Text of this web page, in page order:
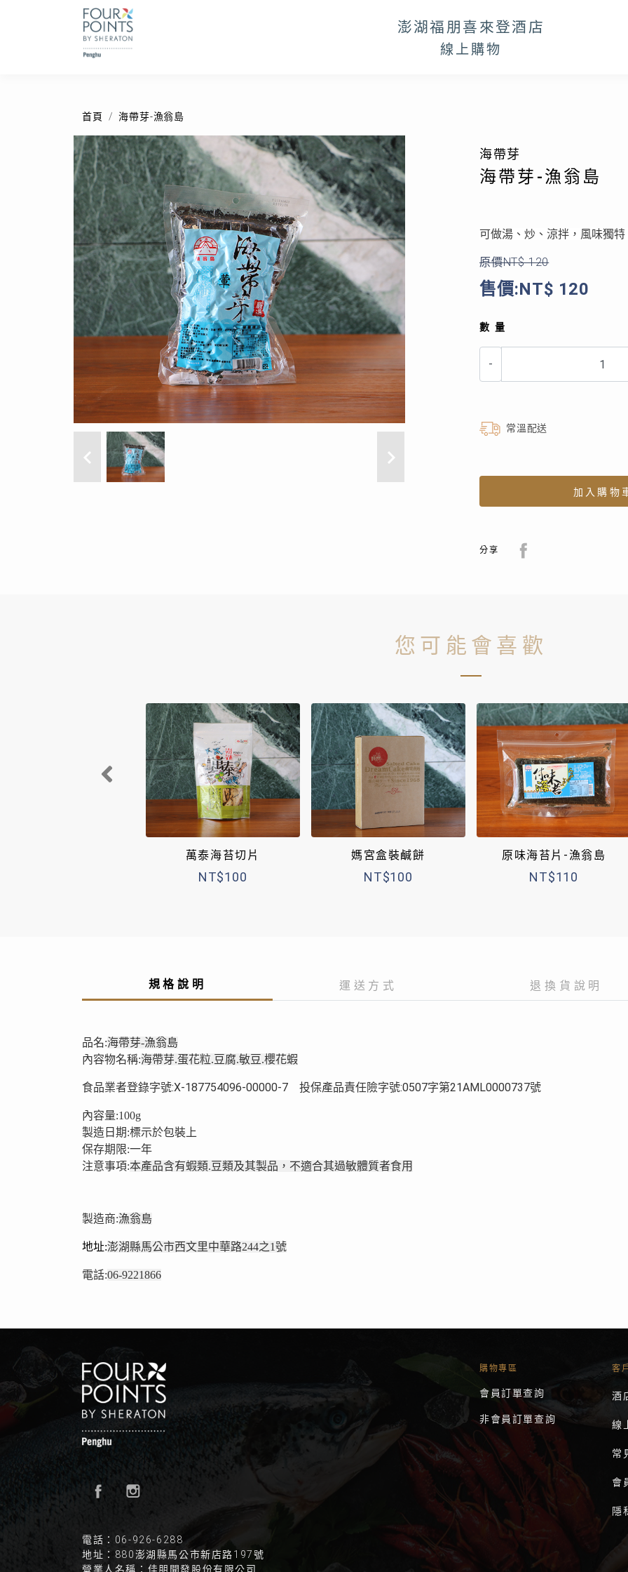
澎湖福朋喜來登酒店
線上購物
首頁 海帶芽-漁翁島
海帶芽
海帶芽-漁翁島
可做湯、炒、涼拌，風味獨特
原價NT$ 120
售價:NT$ 120
數量
-
常溫配送
加入購物
分享
您可能會喜歡
萬泰海苔切片
NT$100
媽宮盒裝鹹餅
NT$100
原味海苔片-漁翁島
NT$110
規格說明 運送方式 退換貨說明
品名:海帶芽-漁翁島
內容物名稱:海帶芽.蛋花粒.豆腐.敏豆.櫻花蝦
食品業者登錄字號:X-187754096-00000-7 投保產品責任險字號:0507字第21AML0000737號
內容量:100g
製造日期:標示於包裝上
保存期限:一年
注意事項:本產品含有蝦類.豆類及其製品，不適合其過敏體質者食用
製造商:漁翁島
地址:澎湖縣馬公市西文里中華路244之1號
電話:06-9221866
電話：06-926-6288
地址：880澎湖縣馬公市新店路197號
營業人名稱：佳朋開發股份有限公司
購物專區
會員訂單查詢
非會員訂單查詢
客
酒
線
常
會
隱